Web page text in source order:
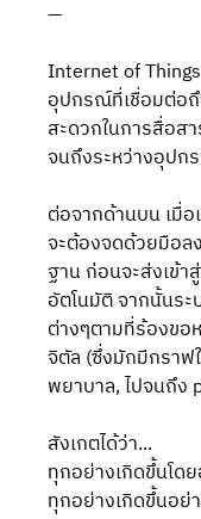
—
Internet of
อุปกรณ์ที่เชื่อมต่อถึ
สะดวกในการสื่อส
จนถึงระหว่างอุปก
ต่อจากด้านบน เมื่
จะต้องจดด้วยมือ
ฐาน ก่อนจะส่งเข้า
อัตโนมัติ จากนั้นร
ต่างๆตามที่ร้องขอ
จิตัล (ซึ่งมักมีกราฟ
พยาบาล, ไปจนถึง
สังเกตได้ว่า...
ทุกอย่างเกิดขึ้นโด
ทุกอย่างเกิดขึ้นอย่